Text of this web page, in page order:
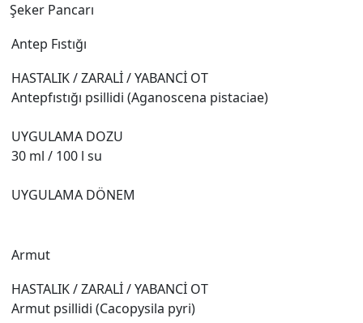
Şeker Pancarı
Antep Fıstığı
HASTALIK / ZARALİ / YABANCİ OT
Antepfıstığı psillidi (Aganoscena pistaciae)
UYGULAMA DOZU
30 ml / 100 l su
UYGULAMA DÖNEM
Armut
HASTALIK / ZARALİ / YABANCİ OT
Armut psillidi (Cacopysila pyri)